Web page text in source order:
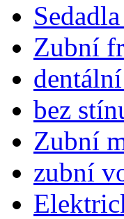
Zubní
bez
Zubní
zubní